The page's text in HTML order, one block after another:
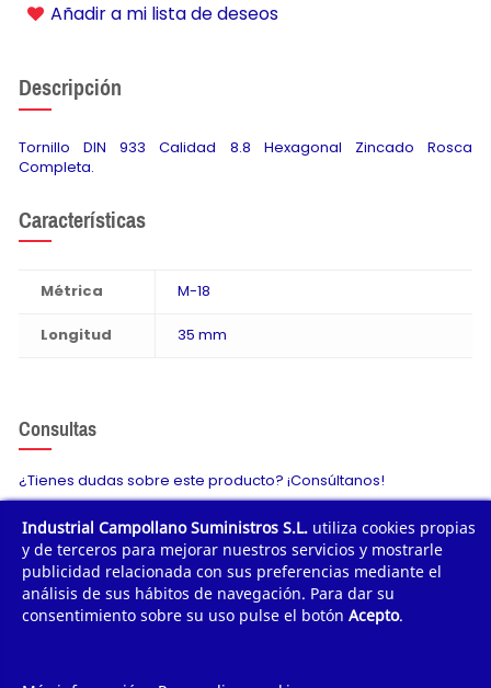
Añadir a mi lista de deseos
Descripción
Tornillo DIN 933 Calidad 8.8 Hexagonal Zincado Rosca
Completa.
Características
Métrica M-18
Longitud 35 mm
Consultas
¿Tienes dudas sobre este producto? ¡Consúltanos!
Envíanos tu consulta
Industrial Campollano Suministros S.L. utiliza cookies propias
y de terceros para mejorar nuestros servicios y mostrarle
publicidad relacionada con sus preferencias mediante el
análisis de sus hábitos de navegación. Para dar su
consentimiento sobre su uso pulse el botón Acepto.